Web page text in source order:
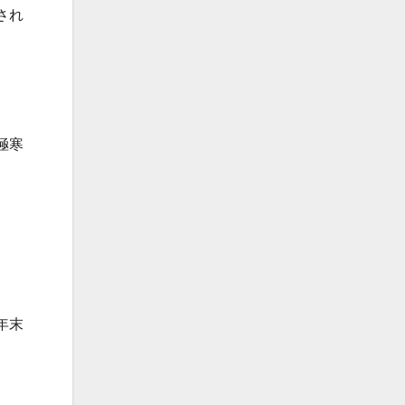
れ
寒
末